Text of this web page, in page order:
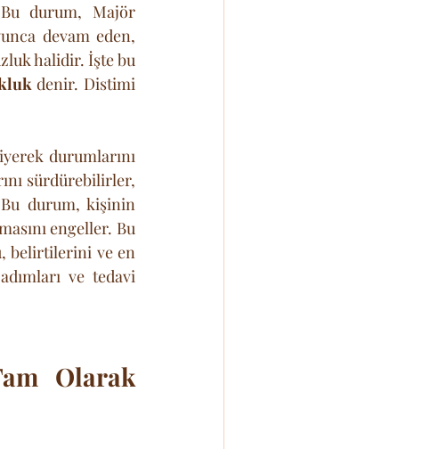
devam eden,
halidir. İşte bu
denir. Distimi
durumlarını
sürdürebilirler,
durum, kişinin
engeller. Bu
belirtilerini ve en
ve tedavi
Olarak